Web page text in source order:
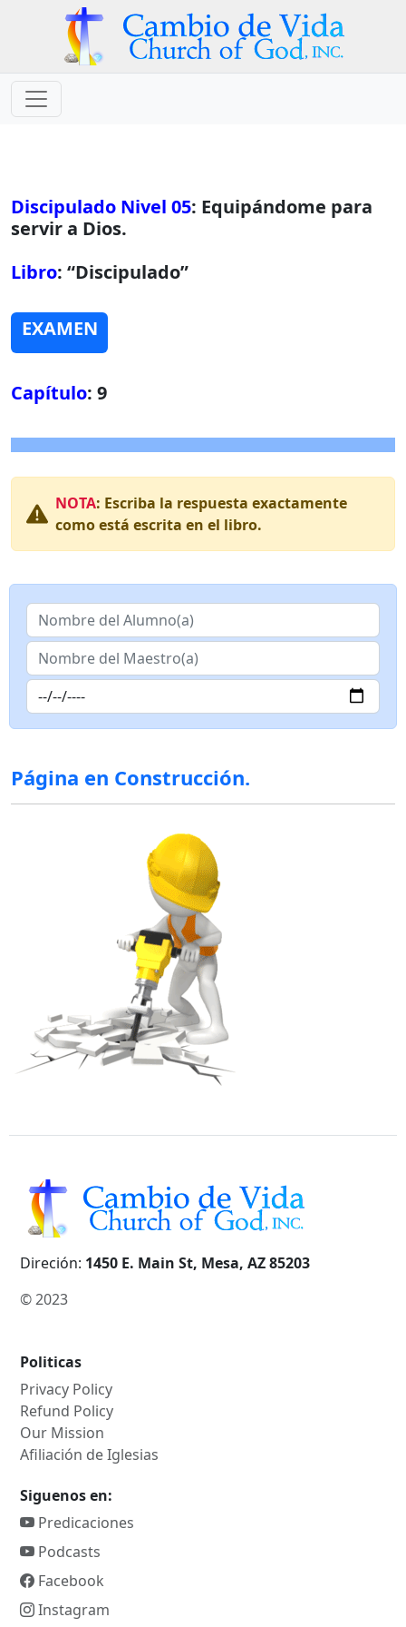
Discipulado Nivel 05: Equipándome para
servir a Dios.
Libro: “Discipulado”
EXAMEN
Capítulo: 9
NOTA: Escriba la respuesta exactamente
como está escrita en el libro.
Página en Construcción.
Direción: 1450 E. Main St, Mesa, AZ 85203
© 2023
Politicas
Privacy Policy
Refund Policy
Our Mission
Afiliación de Iglesias
Siguenos en:
Predicaciones
Podcasts
Facebook
Instagram